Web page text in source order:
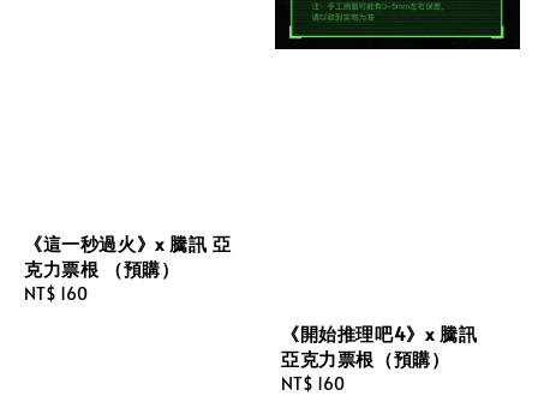
《這一秒過火》x 騰訊 亞
克力票根 （預購）
Regular
NT$ 160
《開始推理吧4》x 騰訊
亞克力票根（預購）
Regular
NT$ 160